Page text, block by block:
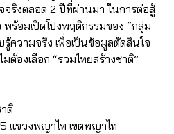
จริงตลอด 2 ปีที่ผ่านมา ในการต่อสู้
ร้อมเปิดโปงพฤติกรรมของ “กลุ่ม
ความจริง เพื่อเป็นข้อมูลตัดสินใจ
ต้องเลือก “รวมไทยสร้างชาติ”
ติ
แขวงพญาไท เขตพญาไท